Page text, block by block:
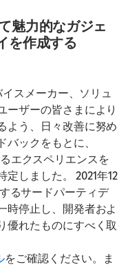
魅力的なガジェ
を作成する
スメーカー、ソリュ
ーザーの皆さまにより
よう、日々改善に努め
ックをもとに、
エクスペリエンスを
しました。 2021年12
るサードパーティデ
時停止し、開発者およ
優れたものにすべく取
をご確認ください。ま